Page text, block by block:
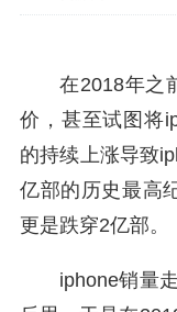
在2018年之
价，甚至试图将
的持续上涨导致
亿部的历史最高
更是跌穿2亿部。
iphone销量